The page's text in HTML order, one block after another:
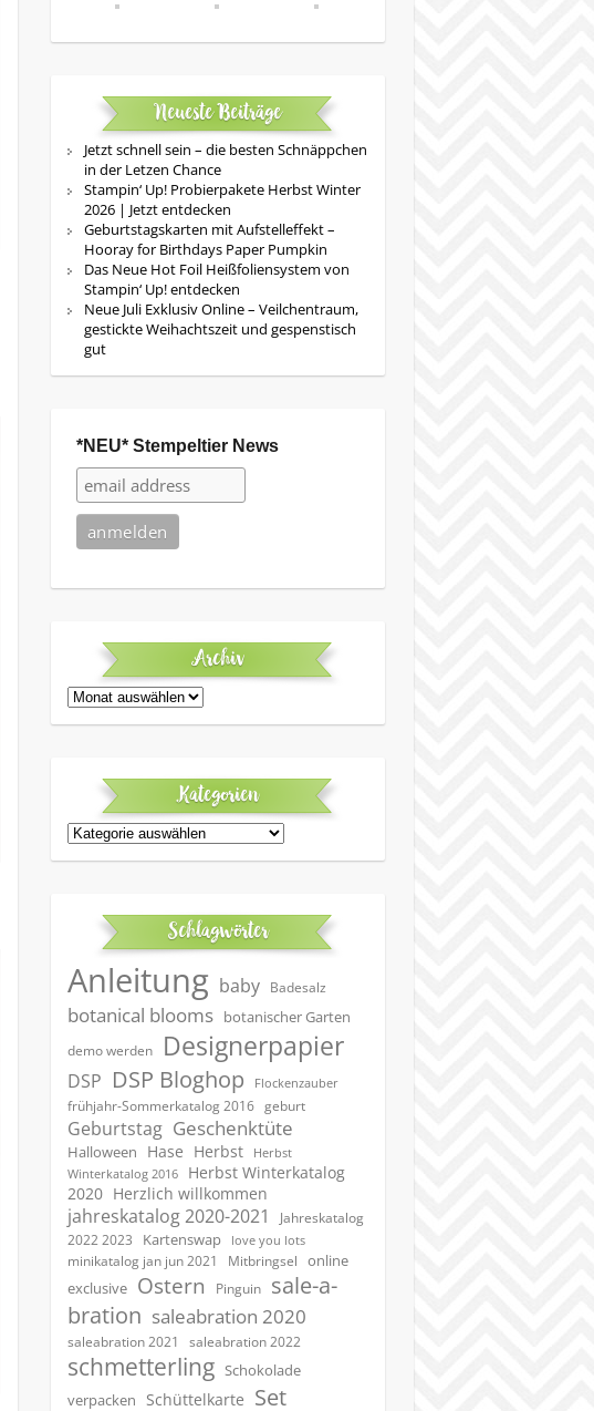
Neueste Beiträge
Jetzt schnell sein – die besten Schnäppchen
in der Letzen Chance
Stampin‘ Up! Probierpakete Herbst Winter
2026 | Jetzt entdecken
Geburtstagskarten mit Aufstelleffekt –
Hooray for Birthdays Paper Pumpkin
Das Neue Hot Foil Heißfoliensystem von
Stampin‘ Up! entdecken
Neue Juli Exklusiv Online – Veilchentraum,
gestickte Weihachtszeit und gespenstisch
gut
*NEU* Stempeltier News
Archiv
Archiv
Kategorien
Kategorien
Schlagwörter
Anleitung baby Badesalz
botanical blooms botanischer Garten
demo werden Designerpapier
DSP DSP Bloghop Flockenzauber
frühjahr-Sommerkatalog 2016 geburt
Geburtstag Geschenktüte
Halloween Hase Herbst
Herbst
Winterkatalog 2016
Herbst Winterkatalog
2020 Herzlich willkommen
jahreskatalog 2020-2021
Jahreskatalog
2022 2023
Kartenswap love you lots
minikatalog jan jun 2021 Mitbringsel
online
exclusive Ostern Pinguin
sale-a-
bration saleabration 2020
saleabration 2021 saleabration 2022
schmetterling Schokolade
verpacken
Schüttelkarte Set